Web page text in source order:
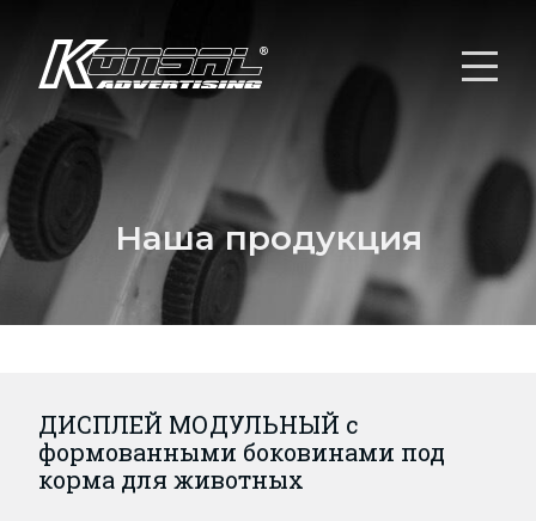
Наша продукция
ДИСПЛЕЙ МОДУЛЬНЫЙ с
формованными боковинами под
корма для животных